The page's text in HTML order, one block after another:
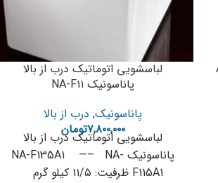
لباسشویی اتوماتیک درب از بالا
پاناسونیک NA-F۱۱
پاناسونیک, درب از بالا
۷,۸۰۰,۰۰۰تومان
لباسشویی اتوماتیک درب از بالا
پاناسونیک NA-F135A1 —– NA-
F115A1 ظرفیت: ۱۱/۵ کیلو گرم